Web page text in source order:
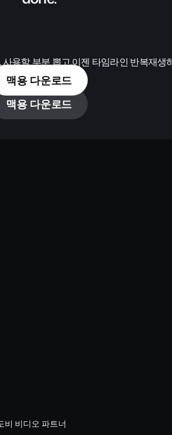
용할 부분 뽑고.이젠 타임라인 반복재
맥용 다운로드
맥용 다운로드
비 비디오 파트너